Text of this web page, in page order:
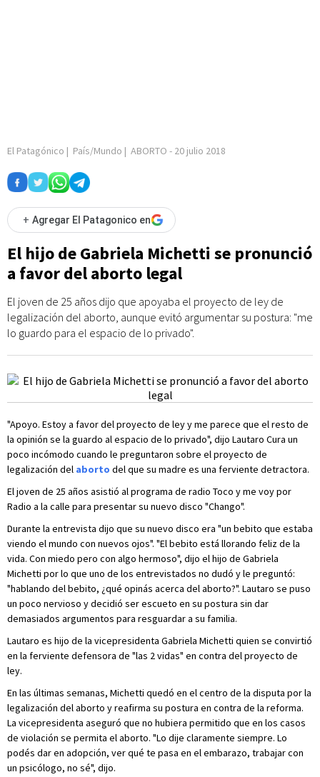
El Patagónico | País/Mundo | ABORTO - 20 julio 2018
+ Agregar El Patagonico en
El hijo de Gabriela Michetti se pronunció
a favor del aborto legal
El joven de 25 años dijo que apoyaba el proyecto de ley de
legalización del aborto, aunque evitó argumentar su postura: "me
lo guardo para el espacio de lo privado".
"Apoyo. Estoy a favor del proyecto de ley y me parece que el resto de
la opinión se la guardo al espacio de lo privado", dijo Lautaro Cura un
poco incómodo cuando le preguntaron sobre el proyecto de
legalización del aborto del que su madre es una ferviente detractora.
El joven de 25 años asistió al programa de radio Toco y me voy por
Radio a la calle para presentar su nuevo disco "Chango".
Durante la entrevista dijo que su nuevo disco era "un bebito que estaba
viendo el mundo con nuevos ojos". "El bebito está llorando feliz de la
vida. Con miedo pero con algo hermoso", dijo el hijo de Gabriela
Michetti por lo que uno de los entrevistados no dudó y le preguntó:
"hablando del bebito, ¿qué opinás acerca del aborto?". Lautaro se puso
un poco nervioso y decidió ser escueto en su postura sin dar
demasiados argumentos para resguardar a su familia.
Lautaro es hijo de la vicepresidenta Gabriela Michetti quien se convirtió
en la ferviente defensora de "las 2 vidas" en contra del proyecto de
ley.
En las últimas semanas, Michetti quedó en el centro de la disputa por la
legalización del aborto y reafirma su postura en contra de la reforma.
La vicepresidenta aseguró que no hubiera permitido que en los casos
de violación se permita el aborto. "Lo dije claramente siempre. Lo
podés dar en adopción, ver qué te pasa en el embarazo, trabajar con
un psicólogo, no sé", dijo.